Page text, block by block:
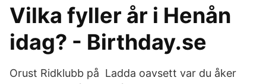
Vilka fyller år i Henån
idag? - Birthday.se
Orust Ridklubb på Ladda oavsett var du åker